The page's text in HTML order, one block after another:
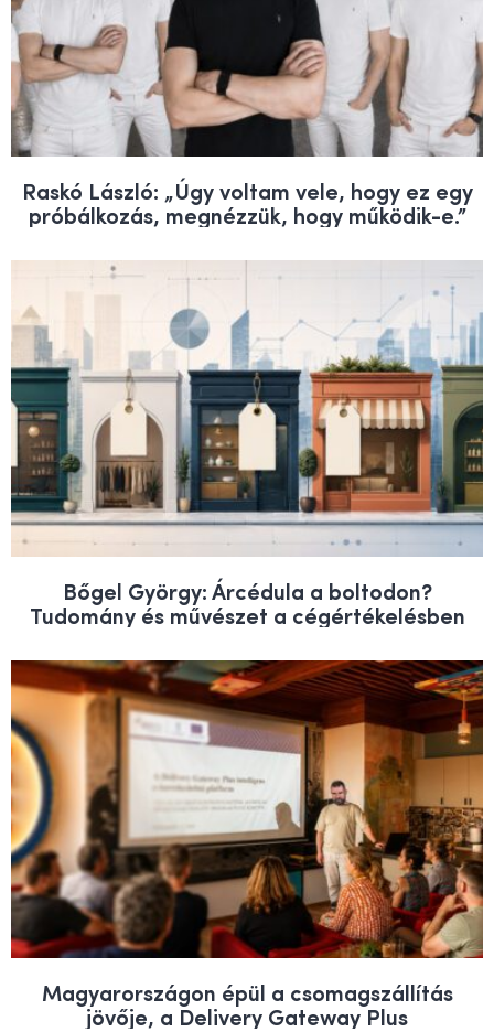
Raskó László: „Úgy voltam vele, hogy ez egy
próbálkozás, megnézzük, hogy működik-e.”
Bőgel György: Árcédula a boltodon?
Tudomány és művészet a cégértékelésben
Magyarországon épül a csomagszállítás
jövője, a Delivery Gateway Plus